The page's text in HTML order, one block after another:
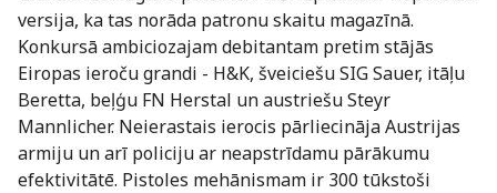
versija, ka tas norāda patronu skaitu magazīnā.
Konkursā ambiciozajam debitantam pretim stājās
Eiropas ieroču grandi - H&K, šveiciešu SIG Sauer, itāļu
Beretta, beļģu FN Herstal un austriešu Steyr
Mannlicher. Neierastais ierocis pārliecināja Austrijas
armiju un arī policiju ar neapstrīdamu pārākumu
efektivitātē. Pistoles mehānismam ir 300 tūkstoši